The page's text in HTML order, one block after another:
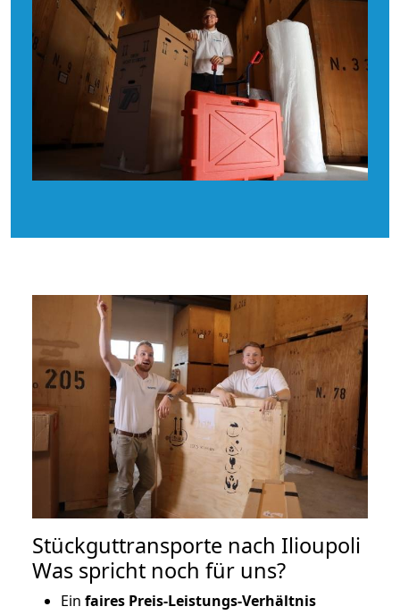
Stückguttransporte nach Ilioupoli
Was spricht noch für uns?
Ein faires Preis-Leistungs-Verhältnis